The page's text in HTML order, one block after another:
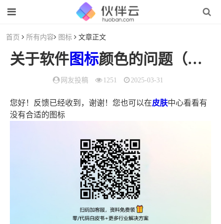
首页 所有内容 图标 文章正文
关于软件图标颜色的问题（软件
网友投稿 1251 2025-03-31
您好！反馈已经收到，谢谢！您也可以在皮肤中心看看有
没有合适的图标